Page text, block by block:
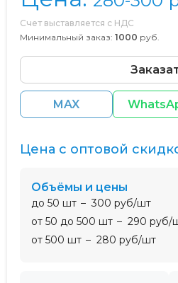
Счет выставляется с НДС
Минимальный заказ: 1000 руб.
MAX
Цена с оптовой
Объёмы и цены
до 50 шт
300 руб/шт
от 50 до 500 шт
290 руб/
от 500 шт
280 руб/шт